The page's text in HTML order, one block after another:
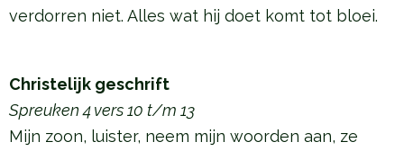
verdorren niet. Alles wat hij doet komt tot bloei.
Christelijk geschrift
Spreuken 4 vers 10 t/m 13
Mijn zoon, luister, neem mijn woorden aan, ze